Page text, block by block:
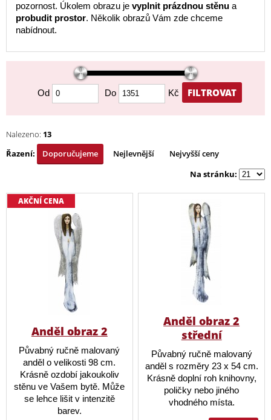
pozornost. Úkolem obrazu je vyplnit prázdnou stěnu a
probudit prostor. Několik obrazů Vám zde chceme
nabídnout.
Od Do Kč FILTROVAT
Nalezeno: 13
Řazení:
Doporučujeme Nejlevnější
Nejvyšší ceny
Na stránku:
AKČNÍ CENA
Anděl obraz 2
Půvabný ručně malovaný
anděl o velikosti 98 cm.
Krásně ozdobí jakoukoliv
stěnu ve Vašem bytě. Může
se lehce lišit v intenzitě
barev.
Anděl obraz 2
střední
Půvabný ručně malovaný
anděl s rozměry 23 x 54 cm.
Krásně doplní roh knihovny,
poličky nebo jiného
vhodného místa.